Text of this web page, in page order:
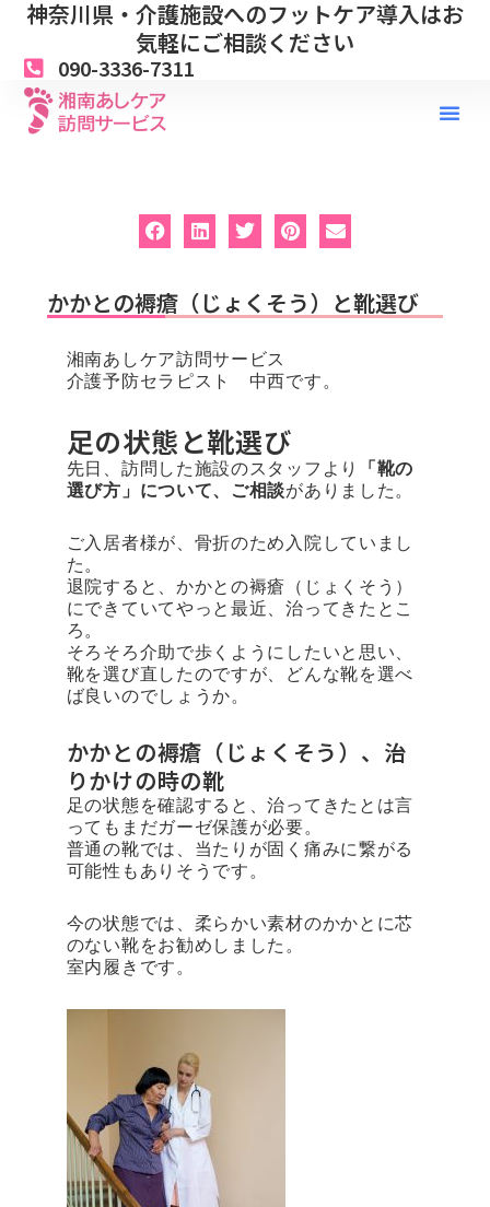
神奈川県・介護施設へのフットケア導入はお
気軽にご相談ください
090-3336-7311
かかとの褥瘡（じょくそう）と靴選び
湘南あしケア訪問サービス
介護予防セラピスト 中西です。
足の状態と靴選び
先日、訪問した施設のスタッフより
「靴の
選び方」について、ご相談がありました。
ご入居者様が、骨折のため入院していまし
た。
退院すると、かかとの褥瘡（じょくそう）
にできていてやっと最近、治ってきたとこ
ろ。
そろそろ介助で歩くようにしたいと思い、
靴を選び直したのですが、どんな靴を選べ
ば良いのでしょうか。
かかとの褥瘡（じょくそう）、治
りかけの時の靴
足の状態を確認すると、治ってきたとは言
ってもまだガーゼ保護が必要。
普通の靴では、当たりが固く痛みに繋がる
可能性もありそうです。
今の状態では、柔らかい素材のかかとに芯
のない靴をお勧めしました。
室内履きです。